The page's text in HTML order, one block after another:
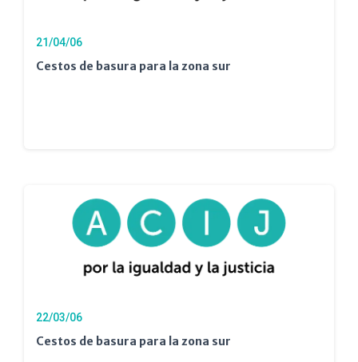
21/04/06
Cestos de basura para la zona sur
22/03/06
Cestos de basura para la zona sur